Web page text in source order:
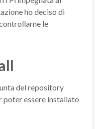
ho deciso di
le
del repository
poter essere installato